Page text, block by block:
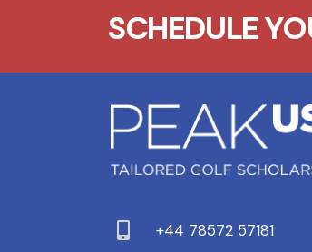
SCHEDULE
+44 78572 57181